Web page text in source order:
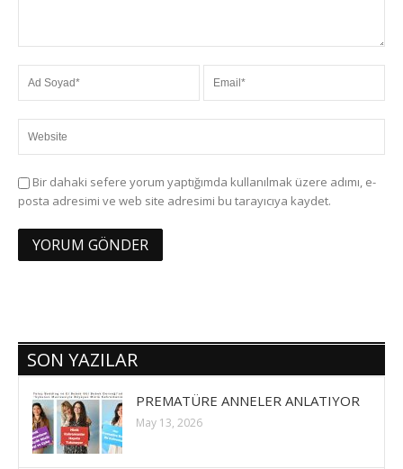
Bir dahaki sefere yorum yaptığımda kullanılmak üzere adımı, e-
posta adresimi ve web site adresimi bu tarayıcıya kaydet.
SON YAZILAR
PREMATÜRE ANNELER ANLATIYOR
May 13, 2026